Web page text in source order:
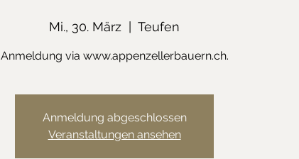
Mi., 30. März Teufen
Anmeldung via www.appenzellerbauern.ch.
Anmeldung abgeschlossen
Veranstaltungen ansehen